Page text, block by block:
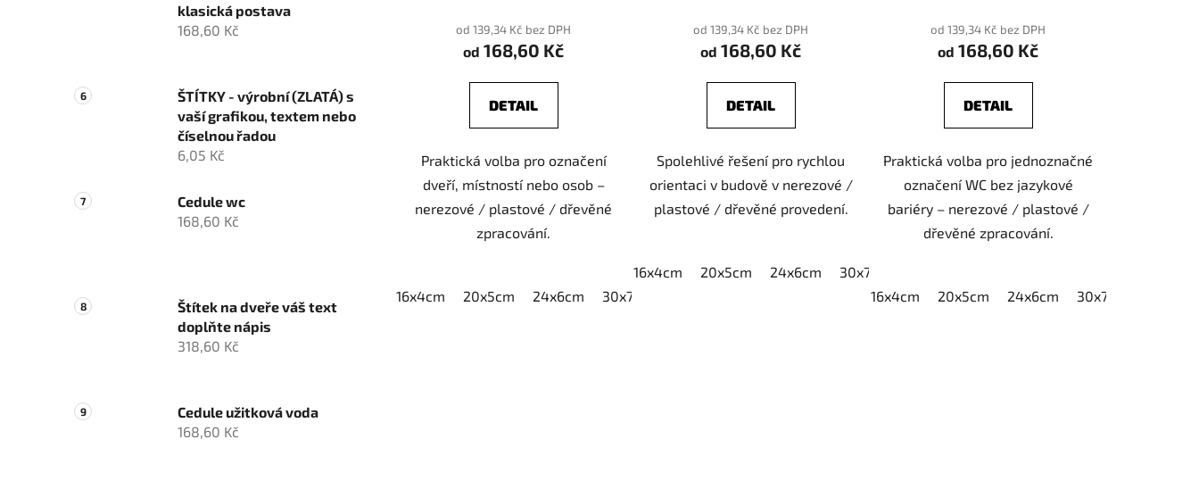
klasická postava
168,60 Kč
ŠTÍTKY - výrobní (ZLATÁ) s
vaší grafikou, textem nebo
číselnou řadou
6,05 Kč
Cedule wc
168,60 Kč
Štítek na dveře váš text
doplňte nápis
318,60 Kč
Cedule užitková voda
168,60 Kč
od 139,34 Kč bez DPH
od 168,60 Kč
DETAIL
Praktická volba pro označení
dveří, místností nebo osob –
nerezové / plastové / dřevěné
zpracování.
16x4cm 20x5cm 24x6cm 30x7,5cm
od 139,34 Kč bez DPH
od 168,60 Kč
DETAIL
Spolehlivé řešení pro rychlou
orientaci v budově v nerezové /
plastové / dřevěné provedení.
16x4cm 20x5cm 24x6cm 30x7,5cm
od 139,34 Kč bez DPH
od 168,60 Kč
DETAIL
Praktická volba pro jednoznačné
označení WC bez jazykové
bariéry – nerezové / plastové /
dřevěné zpracování.
16x4cm 20x5cm 24x6cm 30x7,5cm